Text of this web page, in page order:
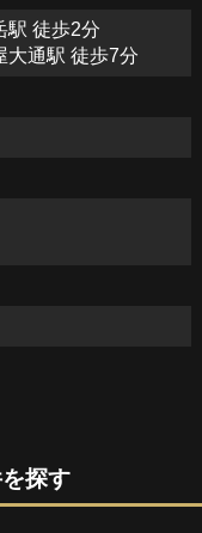
駅 徒歩2分
大通駅 徒歩7分
探す